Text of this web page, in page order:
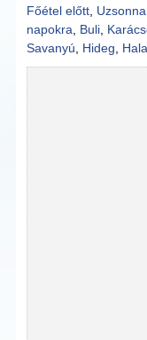
Főétel előtt Uzsonna
napokra
Buli
Savanyú
Hideg